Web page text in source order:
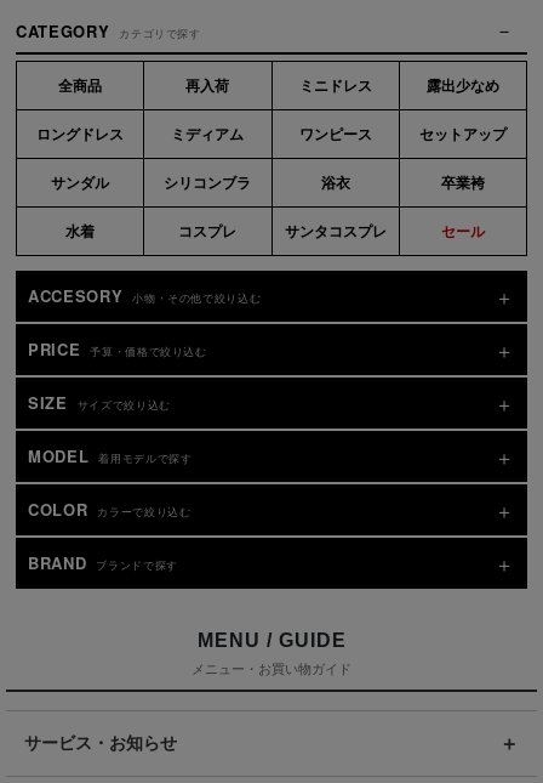
CATEGORY カテゴリで探す
全商品 再入荷 ミニドレス 露出少なめ
ロングドレス ミディアム ワンピース セットアップ
サンダル シリコンブラ 浴衣 卒業袴
水着 コスプレ サンタコスプレ セール
ACCESORY 小物・その他で絞り込む
PRICE 予算・価格で絞り込む
SIZE サイズで絞り込む
MODEL 着用モデルで探す
COLOR カラーで絞り込む
BRAND ブランドで探す
MENU / GUIDE
メニュー・お買い物ガイド
サービス・お知らせ